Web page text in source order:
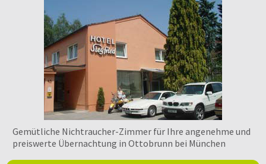
Gemütliche Nichtraucher-Zimmer für Ihre angenehme und
preiswerte Übernachtung in Ottobrunn bei München